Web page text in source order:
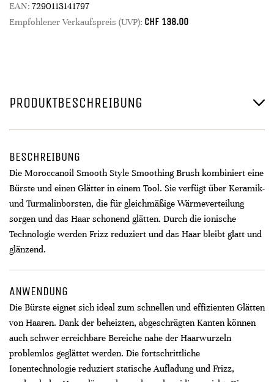
EAN: 7290113141797
Empfohlener Verkaufspreis (UVP): CHF 138.00
PRODUKTBESCHREIBUNG
BESCHREIBUNG
Die Moroccanoil Smooth Style Smoothing Brush kombiniert eine
Bürste und einen Glätter in einem Tool. Sie verfügt über Keramik-
und Turmalinborsten, die für gleichmäßige Wärmeverteilung
sorgen und das Haar schonend glätten. Durch die ionische
Technologie werden Frizz reduziert und das Haar bleibt glatt und
glänzend.
ANWENDUNG
Die Bürste eignet sich ideal zum schnellen und effizienten Glätten
von Haaren. Dank der beheizten, abgeschrägten Kanten können
auch schwer erreichbare Bereiche nahe der Haarwurzeln
problemlos geglättet werden. Die fortschrittliche
Ionentechnologie reduziert statische Aufladung und Frizz,